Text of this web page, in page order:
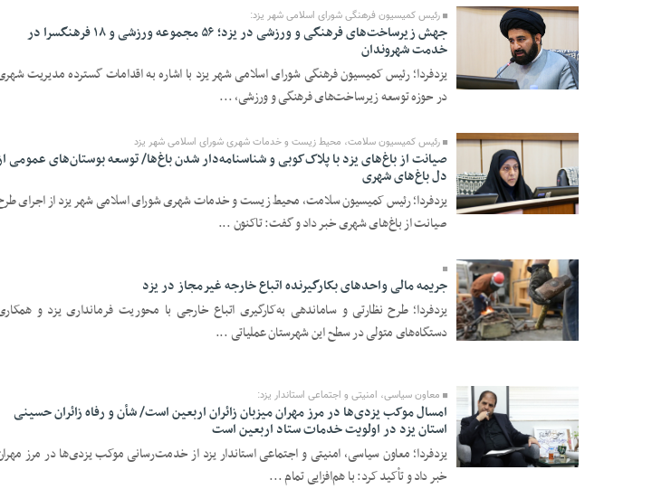
23 Tir 1405 - 19:21
رئیس کمیسیون فرهنگی شورای اسلامی شهر یزد:
جهش زیرساخت‌های فرهنگی و ورزشی در یزد؛ ۵۶ مجموعه ورزشی و ۱۸ فرهنگسرا در
خدمت شهروندان
یزدفردا؛ رئیس کمیسیون فرهنگی شورای اسلامی شهر یزد با اشاره به اقدامات گسترده مدیریت
در حوزه توسعه زیرساخت‌های فرهنگی و ورزشی، ...
23 Tir 1405 - 19:19
رئیس کمیسیون سلامت، محیط زیست و خدمات شهری شورای اسلامی شهر یزد
صیانت از باغ‌های یزد با پلاک‌کوبی و شناسنامه‌دار شدن باغ‌ها/ توسعه بوستان‌های عمومی
دل باغ‌های شهری
یزدفردا؛ رئیس کمیسیون سلامت، محیط زیست و خدمات شهری شورای اسلامی شهر یزد از اجرای
صیانت از باغ‌های شهری خبر داد و گفت: تاکنون ...
23 Tir 1405 - 19:13
جریمه مالی واحد‌های بکارگیرنده اتباع خارجه غیرمجاز در یزد
یزدفردا؛ طرح نظارتی و ساماندهی به‌کارگیری اتباع خارجی با محوریت فرمانداری یزد و
دستگاه‌های متولی در سطح این شهرستان عملیاتی ...
23 Tir 1405 - 19:12
معاون سیاسی، امنیتی و اجتماعی استاندار یزد:
امسال موکب یزدی‌ها در مرز مهران میزبان زائران اربعین است/ شأن و رفاه زائران حسینی
استان یزد در اولویت خدمات ستاد اربعین است
یزدفردا؛ معاون سیاسی، امنیتی و اجتماعی استاندار یزد از خدمت‌رسانی موکب یزدی‌ها در مرز
خبر داد و تأکید کرد: با هم‌افزایی تمام ...